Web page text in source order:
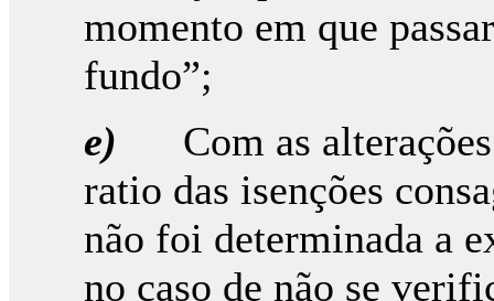
momento em que
fundo”;
e) Com as
ratio das isenções
não foi determinada a
no caso de não se